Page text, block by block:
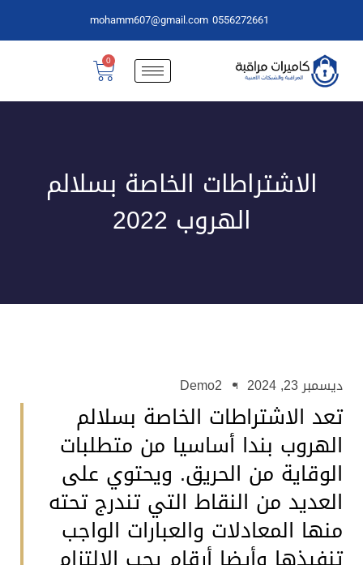
0556272661
mohamm607@gmail.com
0
الاشتراطات الخاصة بسلالم
الهروب 2022
ديسمبر 23, 2024 Demo2
تعد الاشتراطات الخاصة بسلالم
الهروب بندا أساسيا من متطلبات
الوقاية من الحريق. ويحتوي على
العديد من النقاط التي تندرج تحته
منها المعادلات والعبارات الواجب